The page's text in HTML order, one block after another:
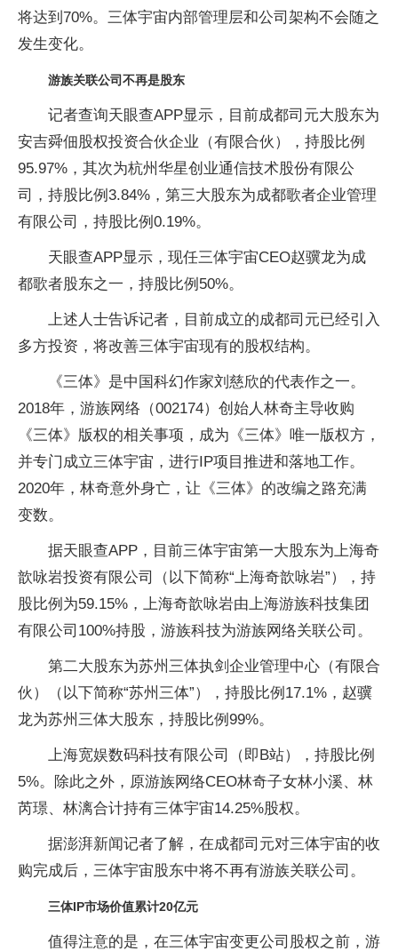
将达到70%。三体宇宙内部管理层和公司架构不会随之
发生变化。
游族关联公司不再是股东
记者查询天眼查APP显示，目前成都司元大股东为
安吉舜佃股权投资合伙企业（有限合伙），持股比例
95.97%，其次为杭州华星创业通信技术股份有限公
司，持股比例3.84%，第三大股东为成都歌者企业管理
有限公司，持股比例0.19%。
天眼查APP显示，现任三体宇宙CEO赵骥龙为成
都歌者股东之一，持股比例50%。
上述人士告诉记者，目前成立的成都司元已经引入
多方投资，将改善三体宇宙现有的股权结构。
《三体》是中国科幻作家刘慈欣的代表作之一。
2018年，游族网络（002174）创始人林奇主导收购
《三体》版权的相关事项，成为《三体》唯一版权方，
并专门成立三体宇宙，进行IP项目推进和落地工作。
2020年，林奇意外身亡，让《三体》的改编之路充满
变数。
据天眼查APP，目前三体宇宙第一大股东为上海奇
歆咏岩投资有限公司（以下简称“上海奇歆咏岩”），持
股比例为59.15%，上海奇歆咏岩由上海游族科技集团
有限公司100%持股，游族科技为游族网络关联公司。
第二大股东为苏州三体执剑企业管理中心（有限合
伙）（以下简称“苏州三体”），持股比例17.1%，赵骥
龙为苏州三体大股东，持股比例99%。
上海宽娱数码科技有限公司（即B站），持股比例
5%。除此之外，原游族网络CEO林奇子女林小溪、林
芮璟、林漓合计持有三体宇宙14.25%股权。
据澎湃新闻记者了解，在成都司元对三体宇宙的收
购完成后，三体宇宙股东中将不再有游族关联公司。
三体IP市场价值累计20亿元
值得注意的是，在三体宇宙变更公司股权之前，游